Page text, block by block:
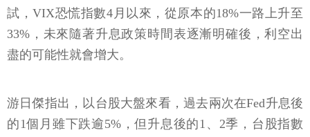
試，VIX恐慌指數4月以來，從原本的18%一路上升至
33%，未來隨著升息政策時間表逐漸明確後，利空出
盡的可能性就會增大。
游日傑指出，以台股大盤來看，過去兩次在Fed升息後
的1個月雖下跌逾5%，但升息後的1、2季，台股指數